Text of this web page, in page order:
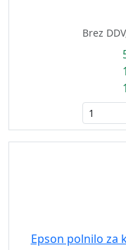
Brez
Epson polnilo za